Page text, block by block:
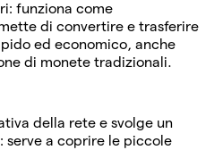
funziona come
di convertire e trasferire
ed economico, anche
di monete tradizionali.
della rete e svolge un
a coprire le piccole